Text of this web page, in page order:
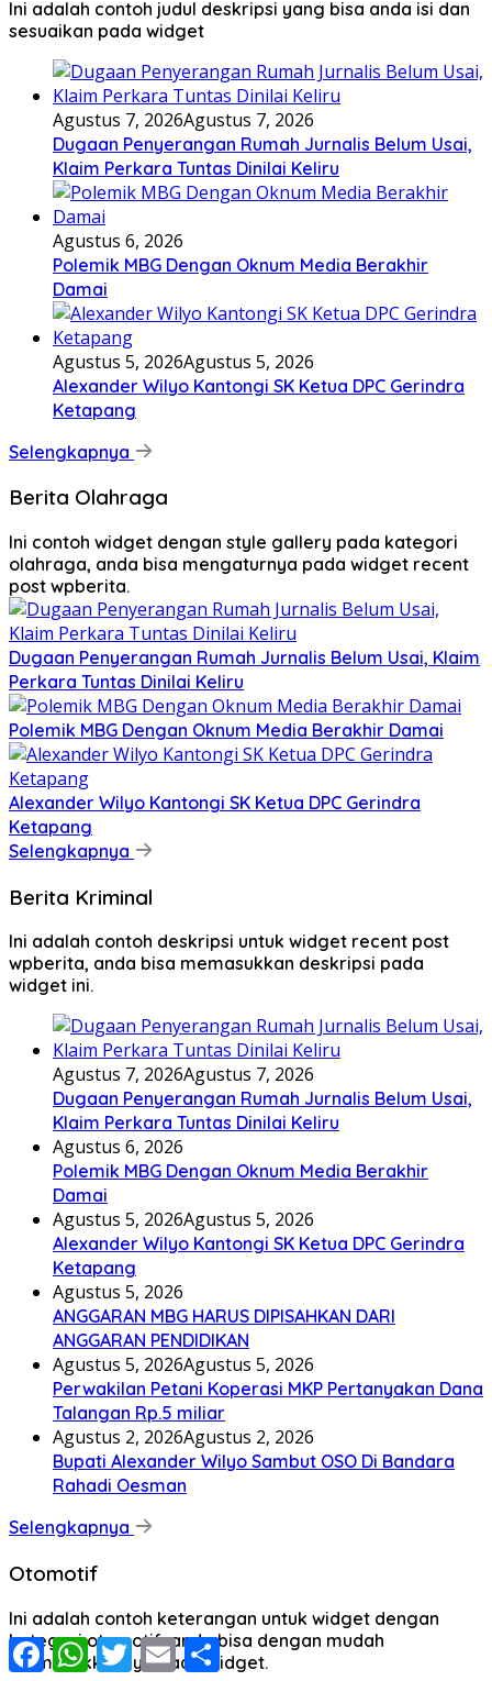
Ini adalah contoh judul deskripsi yang bisa anda isi dan
sesuaikan pada widget
Agustus 7, 2026Agustus 7, 2026
Dugaan Penyerangan Rumah Jurnalis Belum Usai,
Klaim Perkara Tuntas Dinilai Keliru
Agustus 6, 2026
Polemik MBG Dengan Oknum Media Berakhir
Damai
Agustus 5, 2026Agustus 5, 2026
Alexander Wilyo Kantongi SK Ketua DPC Gerindra
Ketapang
Selengkapnya
Berita Olahraga
Ini contoh widget dengan style gallery pada kategori
olahraga, anda bisa mengaturnya pada widget recent
post wpberita.
Dugaan Penyerangan Rumah Jurnalis Belum Usai, Klaim
Perkara Tuntas Dinilai Keliru
Polemik MBG Dengan Oknum Media Berakhir Damai
Alexander Wilyo Kantongi SK Ketua DPC Gerindra
Ketapang
Selengkapnya
Berita Kriminal
Ini adalah contoh deskripsi untuk widget recent post
wpberita, anda bisa memasukkan deskripsi pada
widget ini.
Agustus 7, 2026Agustus 7, 2026
Dugaan Penyerangan Rumah Jurnalis Belum Usai,
Klaim Perkara Tuntas Dinilai Keliru
Agustus 6, 2026
Polemik MBG Dengan Oknum Media Berakhir
Damai
Agustus 5, 2026Agustus 5, 2026
Alexander Wilyo Kantongi SK Ketua DPC Gerindra
Ketapang
Agustus 5, 2026
ANGGARAN MBG HARUS DIPISAHKAN DARI
ANGGARAN PENDIDIKAN
Agustus 5, 2026Agustus 5, 2026
Perwakilan Petani Koperasi MKP Pertanyakan Dana
Talangan Rp.5 miliar
Agustus 2, 2026Agustus 2, 2026
Bupati Alexander Wilyo Sambut OSO Di Bandara
Rahadi Oesman
Selengkapnya
Otomotif
Ini adalah contoh keterangan untuk widget dengan
kategori otomotif, anda bisa dengan mudah
memasukkannya pada widget.
FacebookWhatsApp
TwitterEmailShare